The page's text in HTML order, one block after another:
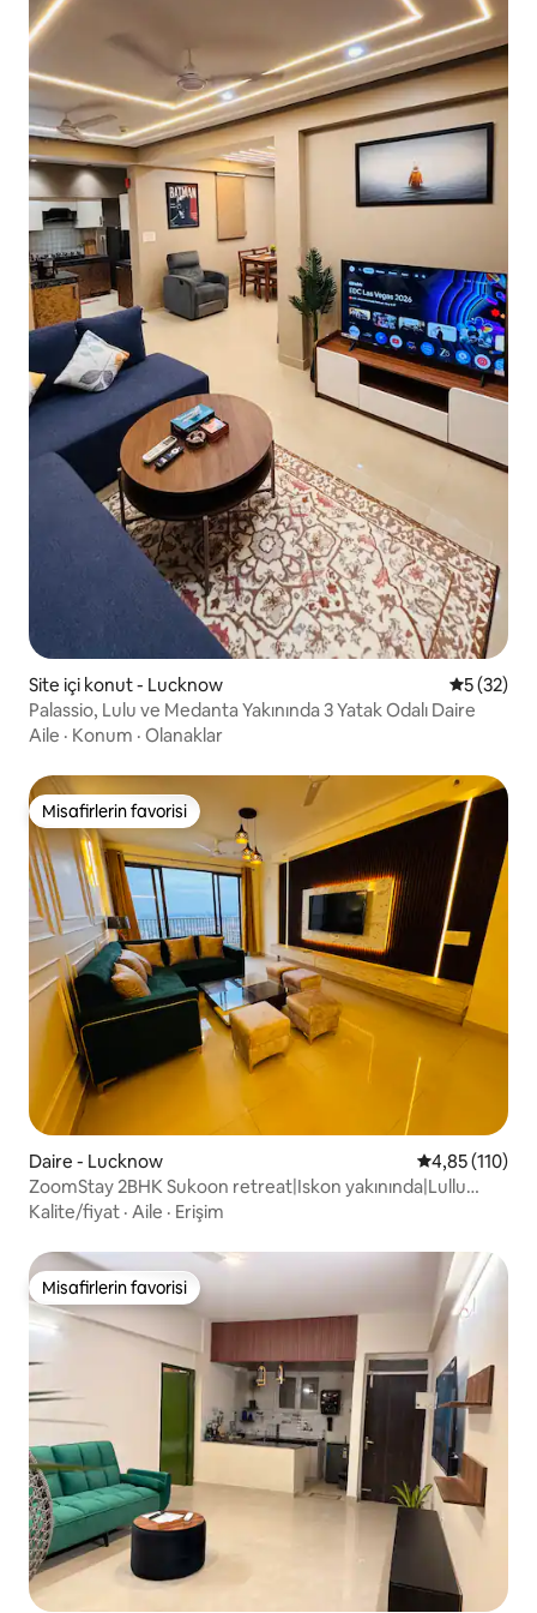
Site içi konut - Lucknow 55 (32)
Palassio, Lulu ve Medanta Yakınında 3 Yatak Odalı Daire
Aile · Konum · Olanaklar
Misafirlerin favorisi
Misafirlerin favorisi
Daire - Lucknow 5 üzerinden
4,85 (110)
ZoomStay 2BHK Sukoon retreat|Iskon yakınında|Lullu
alışveriş merkezi
Kalite/fiyat · Aile · Erişim
Misafirlerin favorisi
Misafirlerin favorisi